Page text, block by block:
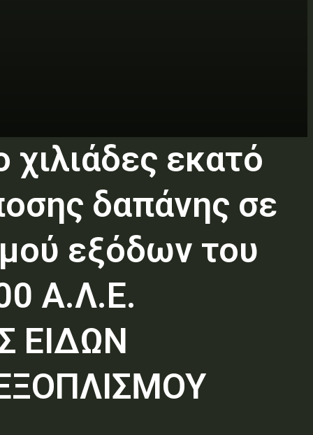
εκατό
δαπάνης σε
εξόδων του
Α.Λ.Ε.
ΕΙΔΩΝ